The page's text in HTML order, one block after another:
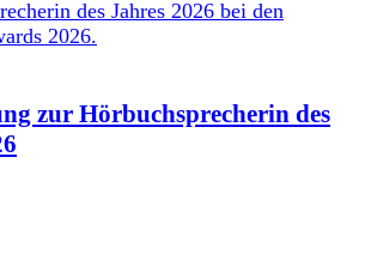
zur Hörbuchsprecherin des